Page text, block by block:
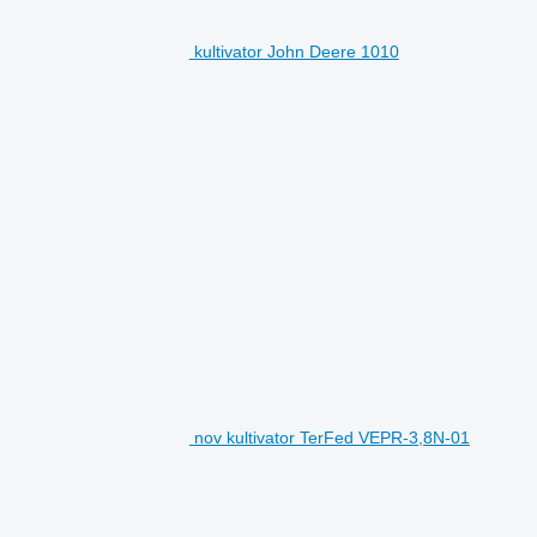
kultivator John Deere 1010
nov kultivator TerFed VEPR-3,8N-01